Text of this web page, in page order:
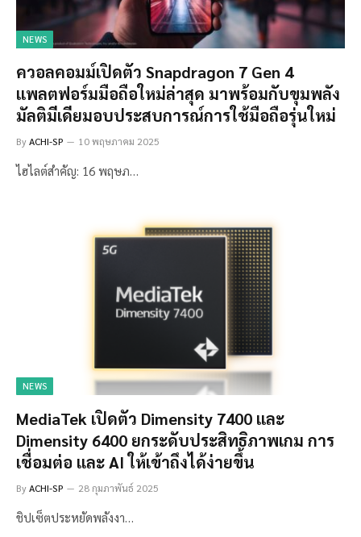
NEWS
ควอลคอมม์เปิดตัว Snapdragon 7 Gen 4
แพลตฟอร์มมือถือใหม่ล่าสุด มาพร้อมกับขุมพลัง
มัลติมีเดียมอบประสบการณ์การใช้มือถือรุ่นใหม่
ByACHI-SP 10 พฤษภาคม 2025
ไฮไลต์สำคัญ: 16 พฤษภ…
NEWS
MediaTek เปิดตัว Dimensity 7400 และ
Dimensity 6400 ยกระดับประสิทธิภาพเกม การ
เชื่อมต่อ และ AI ให้เข้าถึงได้ง่ายขึ้น
ByACHI-SP 28 กุมภาพันธ์ 2025
ชิปเซ็ตประหยัดพลังงา…